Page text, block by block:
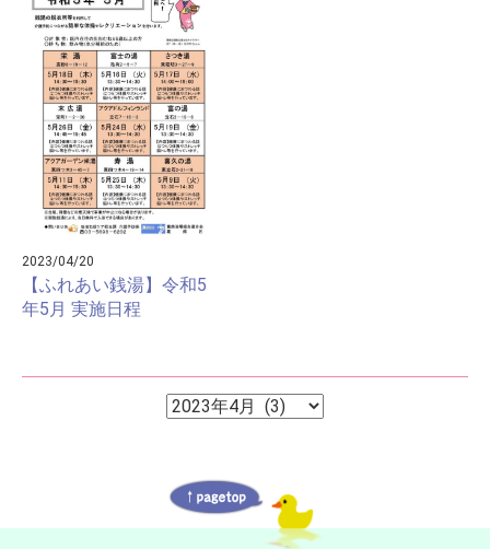
2023/04/20
【ふれあい銭湯】令和5
年5月 実施日程
ア
ブ